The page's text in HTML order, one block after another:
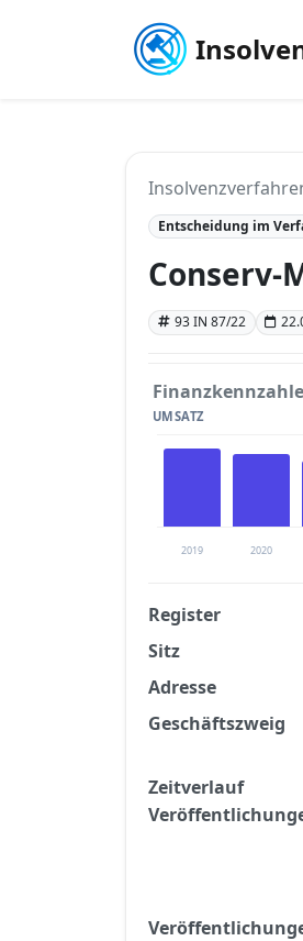
Entscheidung im
Conserv-
93 IN 87/22
UMSATZ
2019 2020
Register
Sitz
Adresse
Geschäftszweig
Zeitverlauf